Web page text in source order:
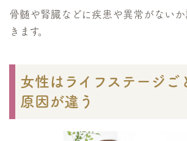
骨髄や腎臓などに疾患や異常がない
きます。
女性はライフステージご
原因が違う